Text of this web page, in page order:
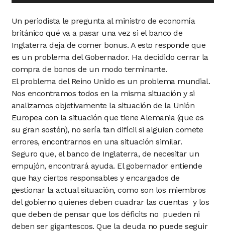
Un periodista le pregunta al ministro de economía
británico qué va a pasar una vez si el banco de
Inglaterra deja de comer bonus. A esto responde que
es un problema del Gobernador. Ha decidido cerrar la
compra de bonos de un modo terminante.
El problema del Reino Unido es un problema mundial.
Nos encontramos todos en la misma situación y si
analizamos objetivamente la situación de la Unión
Europea con la situación que tiene Alemania (que es
su gran sostén), no sería tan difícil si alguien comete
errores, encontrarnos en una situación similar.
Seguro que, el banco de Inglaterra, de necesitar un
empujón, encontrará ayuda. El gobernador entiende
que hay ciertos responsables y encargados de
gestionar la actual situación, como son los miembros
del gobierno quienes deben cuadrar las cuentas y los
que deben de pensar que los déficits no pueden ni
deben ser gigantescos. Que la deuda no puede seguir